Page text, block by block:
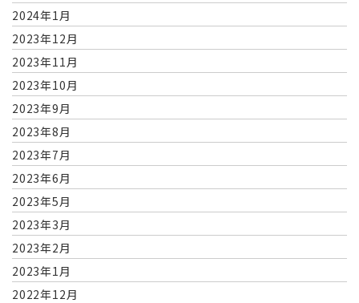
2024年1月
2023年12月
2023年11月
2023年10月
2023年9月
2023年8月
2023年7月
2023年6月
2023年5月
2023年3月
2023年2月
2023年1月
2022年12月